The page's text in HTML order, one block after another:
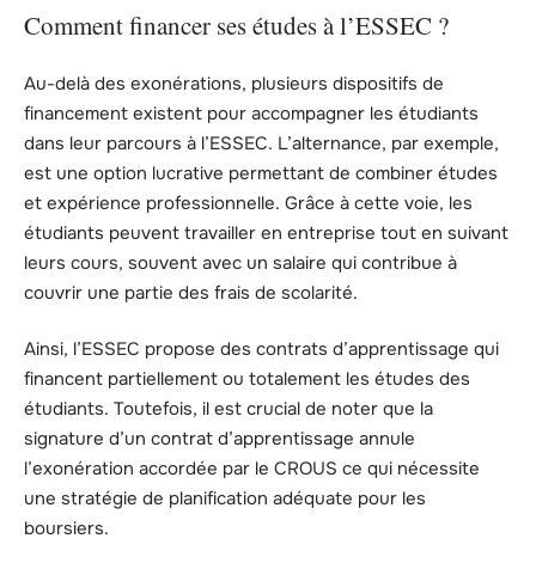
Comment financer ses études à l’ESSEC ?
Au-delà des exonérations, plusieurs dispositifs de
financement existent pour accompagner les étudiants
dans leur parcours à l’ESSEC. L’alternance, par exemple,
est une option lucrative permettant de combiner études
et expérience professionnelle. Grâce à cette voie, les
étudiants peuvent travailler en entreprise tout en suivant
leurs cours, souvent avec un salaire qui contribue à
couvrir une partie des frais de scolarité.
Ainsi, l’ESSEC propose des contrats d’apprentissage qui
financent partiellement ou totalement les études des
étudiants. Toutefois, il est crucial de noter que la
signature d’un contrat d’apprentissage annule
l’exonération accordée par le CROUS ce qui nécessite
une stratégie de planification adéquate pour les
boursiers.